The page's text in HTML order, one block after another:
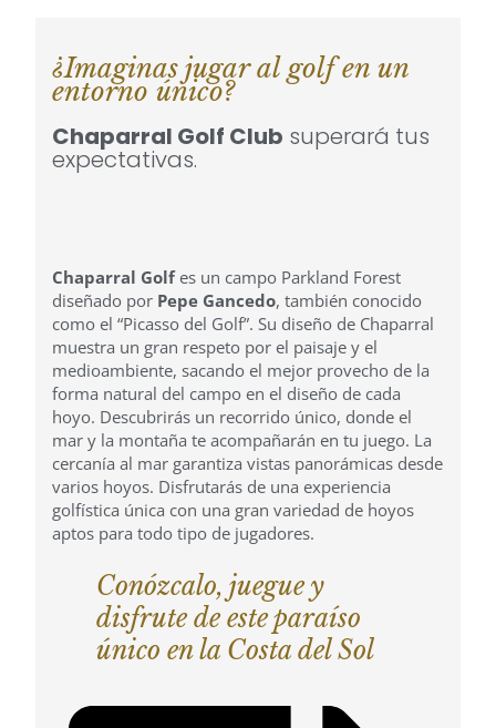
¿Imaginas jugar al golf en un
entorno único?
Chaparral Golf Club superará tus
expectativas.
Chaparral Golfes un campo Parkland Forest
diseñado por Pepe Gancedo, también conocido
como el “Picasso del Golf”. Su diseño de Chaparral
muestra un gran respeto por el paisaje y el
medioambiente, sacando el mejor provecho de la
forma natural del campo en el diseño de cada
hoyo. Descubrirás un recorrido único, donde el
mar y la montaña te acompañarán en tu juego. La
cercanía al mar garantiza vistas panorámicas desde
varios hoyos. Disfrutarás de una experiencia
golfística única con una gran variedad de hoyos
aptos para todo tipo de jugadores.
Conózcalo, juegue y
disfrute de este paraíso
único en la Costa del Sol